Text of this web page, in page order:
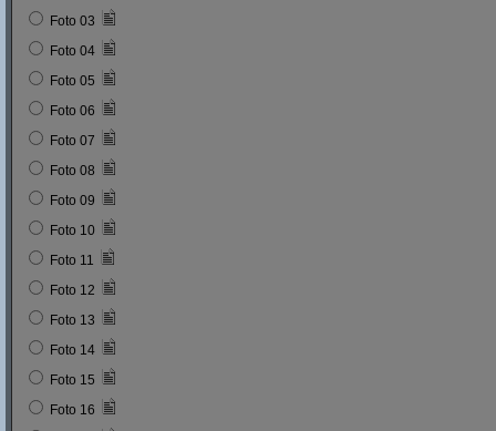
Foto 03
Foto 04
Foto 05
Foto 06
Foto 07
Foto 08
Foto 09
Foto 10
Foto 11
Foto 12
Foto 13
Foto 14
Foto 15
Foto 16